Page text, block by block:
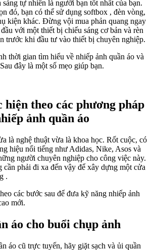
sáng tự nhiên là người bạn tốt nhất của bạn.
đó, bạn có thể sử dụng softbox , đèn vòng,
kiện khác. Đừng vội mua phản quang ngay
với một thiết bị chiếu sáng cơ bản và rèn
trước khi đầu tư vào thiết bị chuyên nghiệp.
thời gian tìm hiểu về nhiếp ảnh quần áo và
đây là một số mẹo giúp bạn.
theo các phương pháp
ảnh quần áo
là nghệ thuật vừa là khoa học. Rốt cuộc, có
hiệu nổi tiếng như Adidas, Nike, Asos và
người chuyên nghiệp cho công việc này.
cần phải đi xa đến vậy để xây dựng một cửa
.
các bước sau để đưa kỹ năng nhiếp ảnh
mới.
áo cho buổi chụp ảnh
áo cũ trực tuyến, hãy giặt sạch và ủi quần